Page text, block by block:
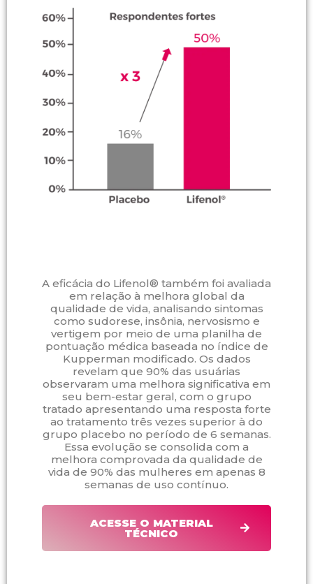
A eficácia do Lifenol® também foi avaliada
em relação à melhora global da
qualidade de vida, analisando sintomas
como sudorese, insônia, nervosismo e
vertigem por meio de uma planilha de
pontuação médica baseada no índice de
Kupperman modificado. Os dados
revelam que 90% das usuárias
observaram uma melhora significativa em
seu bem-estar geral, com o grupo
tratado apresentando uma resposta forte
ao tratamento três vezes superior à do
grupo placebo no período de 6 semanas.
Essa evolução se consolida com a
melhora comprovada da qualidade de
vida de 90% das mulheres em apenas 8
semanas de uso contínuo.
ACESSE O MATERIAL
TÉCNICO